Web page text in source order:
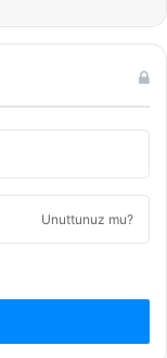
Unuttunuz mu?